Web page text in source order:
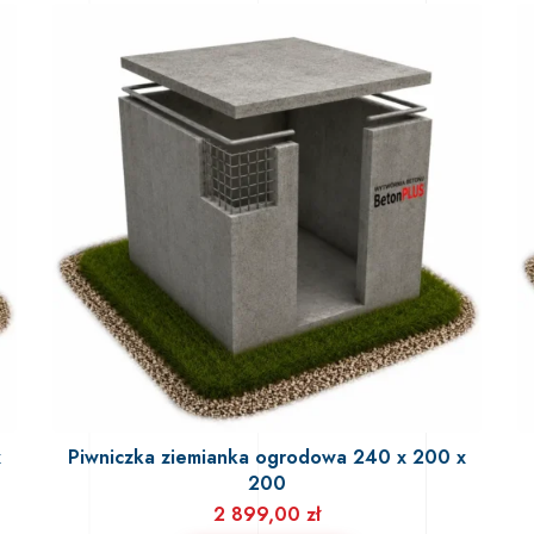
Piwniczka ziemianka ogrodowa 240 x 200 x
200
2 899,00 zł